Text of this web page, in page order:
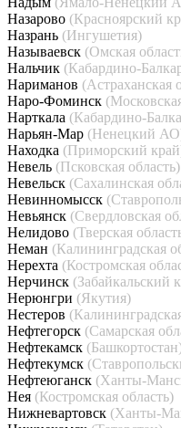
Назарово (Красноярский
Назрань (Ингушетия)
Называевск (Омская
Нальчик (Кабардино-
Нариманов (Астраханская
Наро-Фоминск
Нарткала (Кабардино-
Нарьян-Мар (Ненецкий
Находка (Приморский
Невель (Псковская область)
Невельск (Сахалинская
Невинномысск
Невьянск (Свердловская
Нелидово (Тверская
Неман (Калининградская
Нерехта (Костромская
Нерчинск (Забайкальский
Нерюнгри (Якутия)
Нестеров
Нефтегорск (Самарская
Нефтекамск
Нефтекумск
Нефтеюганск (Ханты-
Нея (Костромская область)
Нижневартовск (Ханты-